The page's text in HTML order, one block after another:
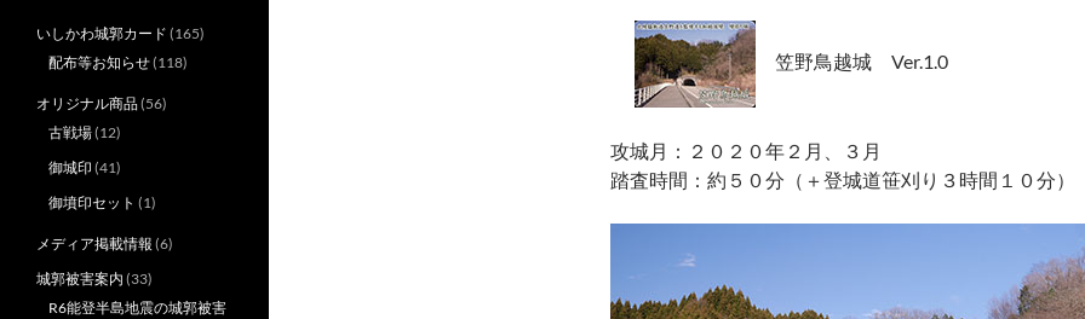
笠野鳥越城 Ver.1.0
攻城月：２０２０年２月、３月
踏査時間：約５０分（＋登城道笹刈り３時間１０分）
いしかわ城郭カード (165)
配布等お知らせ(118)
オリジナル商品(56)
古戦場(12)
御城印 (41)
御墳印セット (1)
メディア掲載情報 (6)
城郭被害案内 (33)
R6能登半島地震の城郭被害